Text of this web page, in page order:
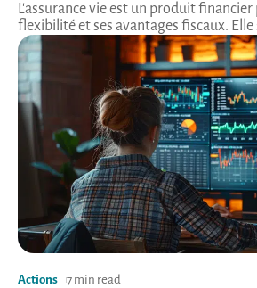
L'assurance vie est un produit
flexibilité et ses avantages fiscaux. Elle
Actions 7 min read